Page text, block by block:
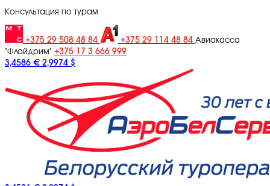
Консультация по турам
+375 29 508 48 84 +375 29 114 48 84 Авиакасса
"Флайдрим" +375 17 3 666 999
3,4586 € 2,9974 $